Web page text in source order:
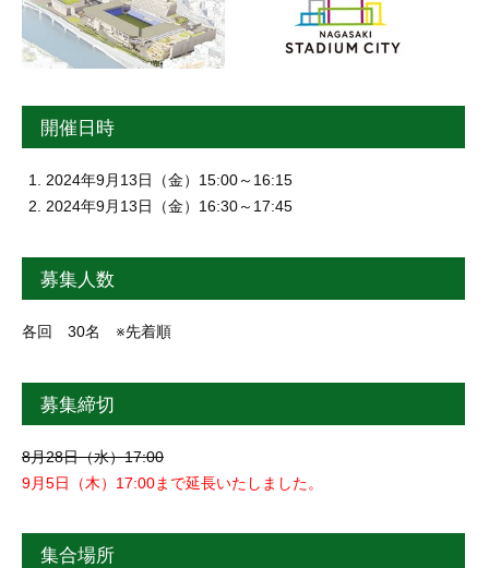
開催日時
2024年9月13日（金）15:00～16:15
2024年9月13日（金）16:30～17:45
募集人数
各回 30名 ※先着順
募集締切
8月28日（水）17:00
9月5日（木）17:00まで延長いたしました。
集合場所